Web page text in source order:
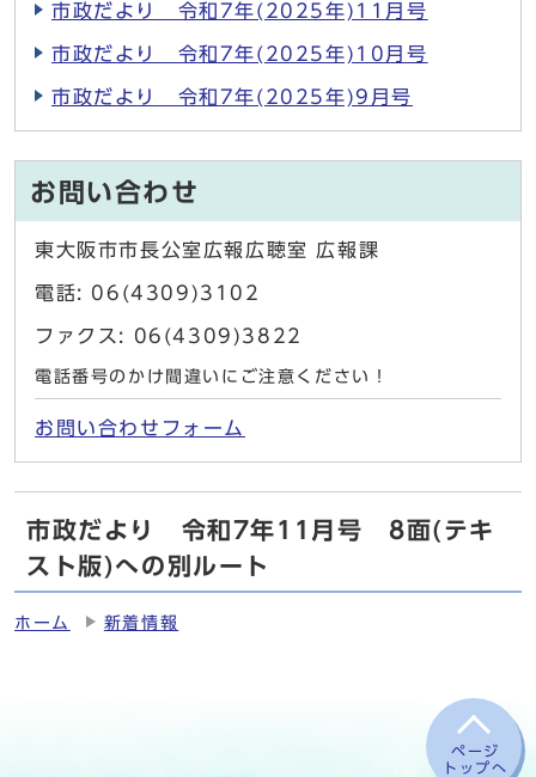
市政だより 令和7年(2025年)11月号
市政だより 令和7年(2025年)10月号
市政だより 令和7年(2025年)9月号
お問い合わせ
東大阪市市長公室広報広聴室 広報課
電話: 06(4309)3102
ファクス: 06(4309)3822
電話番号のかけ間違いにご注意ください！
お問い合わせフォーム
市政だより 令和7年11月号 8面(テキ
スト版)への別ルート
ホーム 新着情報
ページ
トップへ